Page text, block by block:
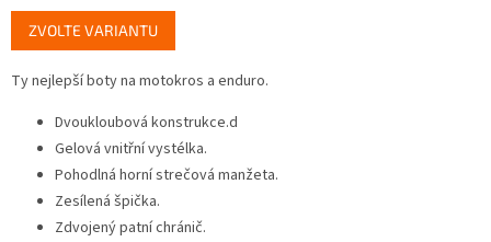
Měrná
cena:
ZVOLTE VARIANTU
Ty nejlepší boty na motokros a enduro.
Dvoukloubová konstrukce.d
Gelová vnitřní vystélka.
Pohodlná horní strečová manžeta.
Zesílená špička.
Zdvojený patní chránič.